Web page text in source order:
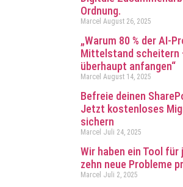
Ordnung.
Marcel August 26, 2025
„Warum 80 % der AI-
Mittelstand scheitern
überhaupt anfangen“
Marcel August 14, 2025
Befreie deinen
Jetzt kostenloses
sichern
Marcel Juli 24, 2025
Wir haben ein Tool für
zehn neue Probleme
Marcel Juli 2, 2025